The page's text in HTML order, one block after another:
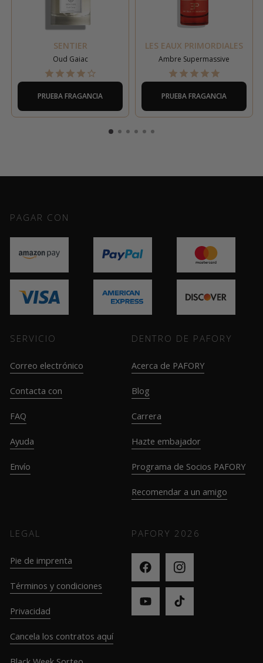
SENTIER
Oud Gaiac
PRUEBA FRAGANCIA
LES EAUX PRIMORDIALES
Ambre Supermassive
PRUEBA FRAGANCIA
PAGAR CON
SERVICIO
Correo electrónico
Contacta con
FAQ
Ayuda
Envío
DENTRO DE PAFORY
Acerca de PAFORY
Blog
Carrera
Hazte embajador
Programa de Socios PAFORY
Recomendar a un amigo
LEGAL
Pie de imprenta
Términos y condiciones
Privacidad
Cancela los contratos aquí
PAFORY 2026